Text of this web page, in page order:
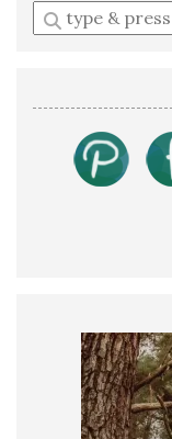
Enter
a